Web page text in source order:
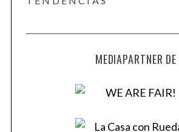
MEDIAPARTNER DE